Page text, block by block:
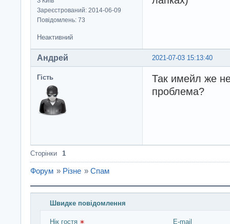
Зареєстрований: 2014-06-09
Повідомлень: 73
Неактивний
2021-07-03 15:13:40
Андрeй
Гість
Так имейл же
проблема?
Сторінки 1
Форум » Різне » Спам
Швидке повідомлення
Введіть повідомлення і натисніть Надіслати
Нік гостя E-mail